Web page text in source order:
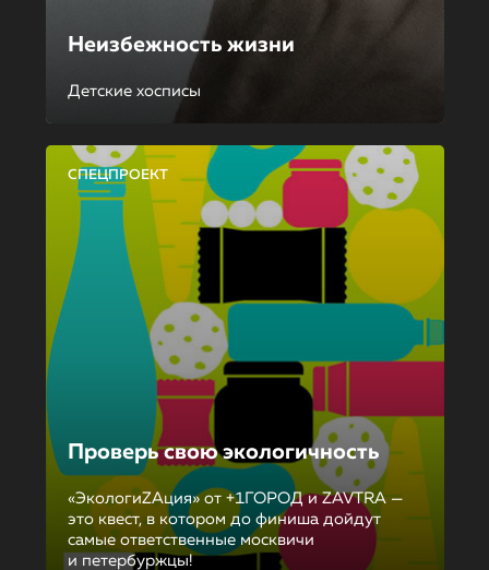
Неизбежность жизни
Детские хосписы
СПЕЦПРОЕКТ
Проверь свою экологичность
«ЭкологиZAция» от +1ГОРОД и ZAVTRA —
это квест, в котором до финиша дойдут
самые ответственные москвичи
и петербуржцы!